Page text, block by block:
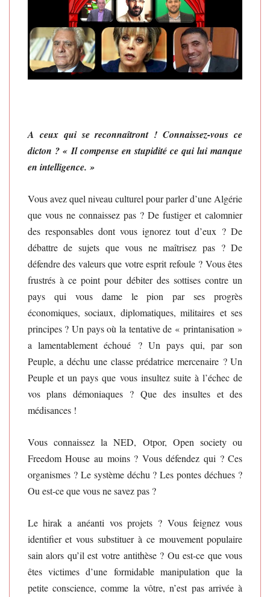
A ceux qui se reconnaîtront ! Connaissez-vous ce
dicton ? « Il compense en stupidité ce qui lui manque
en intelligence. »
Vous avez quel niveau culturel pour parler d’une Algérie
que vous ne connaissez pas ? De fustiger et calomnier
des responsables dont vous ignorez tout d’eux ? De
débattre de sujets que vous ne maîtrisez pas ? De
défendre des valeurs que votre esprit refoule ? Vous êtes
frustrés à ce point pour débiter des sottises contre un
pays qui vous dame le pion par ses progrès
économiques, sociaux, diplomatiques, militaires et ses
principes ? Un pays où la tentative de « printanisation »
a lamentablement échoué ? Un pays qui, par son
Peuple, a déchu une classe prédatrice mercenaire ? Un
Peuple et un pays que vous insultez suite à l’échec de
vos plans démoniaques ? Que des insultes et des
médisances !
Vous connaissez la NED, Otpor, Open society ou
Freedom House au moins ? Vous défendez qui ? Ces
organismes ? Le système déchu ? Les pontes déchues ?
Ou est-ce que vous ne savez pas ?
Le hirak a anéanti vos projets ? Vous feignez vous
identifier et vous substituer à ce mouvement populaire
sain alors qu’il est votre antithèse ? Ou est-ce que vous
êtes victimes d’une formidable manipulation que la
petite conscience, comme la vôtre, n’est pas arrivée à